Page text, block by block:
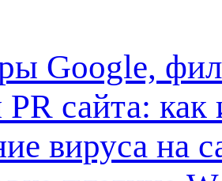
Google,
сайта: как
вируса на